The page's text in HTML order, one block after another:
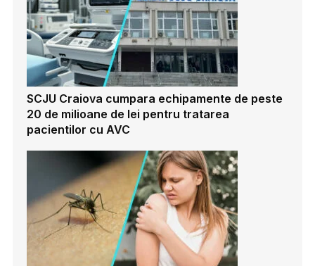
SCJU Craiova cumpara echipamente de peste
20 de milioane de lei pentru tratarea
pacientilor cu AVC